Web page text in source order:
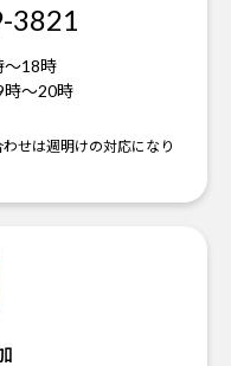
3821
～18時
時～20時
せは週明けの対応になり